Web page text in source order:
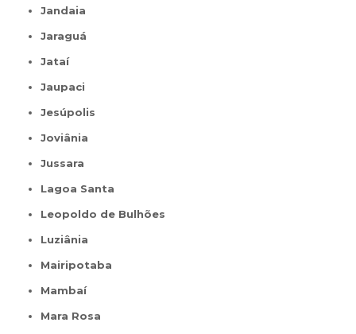
Jandaia
Jaraguá
Jataí
Jaupaci
Jesúpolis
Joviânia
Jussara
Lagoa Santa
Leopoldo de Bulhões
Luziânia
Mairipotaba
Mambaí
Mara Rosa